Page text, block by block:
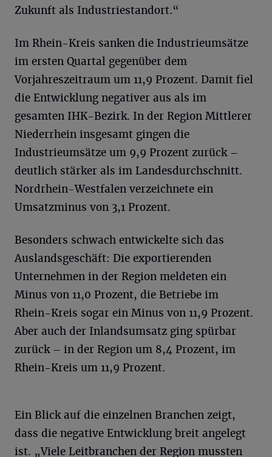
Zukunft als Industriestandort.“
Im Rhein-Kreis sanken die Industrieumsätze
im ersten Quartal gegenüber dem
Vorjahreszeitraum um 11,9 Prozent. Damit fiel
die Entwicklung negativer aus als im
gesamten IHK-Bezirk. In der Region Mittlerer
Niederrhein insgesamt gingen die
Industrieumsätze um 9,9 Prozent zurück –
deutlich stärker als im Landesdurchschnitt.
Nordrhein-Westfalen verzeichnete ein
Umsatzminus von 3,1 Prozent.
Besonders schwach entwickelte sich das
Auslandsgeschäft: Die exportierenden
Unternehmen in der Region meldeten ein
Minus von 11,0 Prozent, die Betriebe im
Rhein-Kreis sogar ein Minus von 11,9 Prozent.
Aber auch der Inlandsumsatz ging spürbar
zurück – in der Region um 8,4 Prozent, im
Rhein-Kreis um 11,9 Prozent.
Ein Blick auf die einzelnen Branchen zeigt,
dass die negative Entwicklung breit angelegt
ist. „Viele Leitbranchen der Region mussten